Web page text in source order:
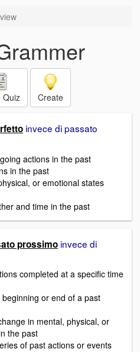
Quiz Create
invece di passato
actions in the past
in the past
or emotional states
and time in the past
prossimo invece di
completed at a specific time
or end of a past
in mental, physical, or
the past
of past actions or events